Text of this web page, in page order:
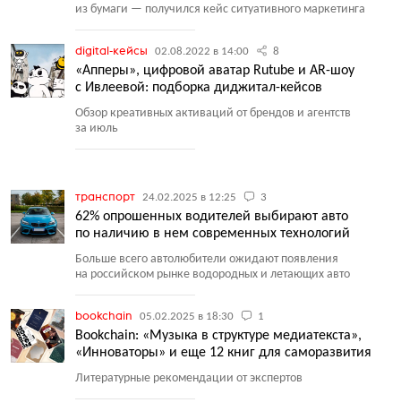
из бумаги — получился кейс ситуативного маркетинга
digital-кейсы 02.08.2022 в 14:00 8
«Апперы», цифровой аватар Rutube и AR-шоу
с Ивлеевой: подборка диджитал-кейсов
Обзор креативных активаций от брендов и агентств
за июль
транспорт 24.02.2025 в 12:25 3
62% опрошенных водителей выбирают авто
по наличию в нем современных технологий
Больше всего автолюбители ожидают появления
на российском рынке водородных и летающих авто
bookchain 05.02.2025 в 18:30 1
Bookchain: «Музыка в структуре медиатекста»,
«Инноваторы» и еще 12 книг для саморазвития
Литературные рекомендации от экспертов